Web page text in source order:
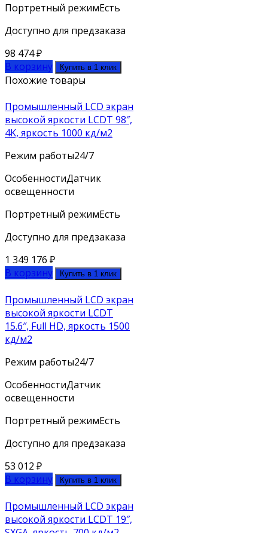
Портретный режимЕсть
Доступно для предзаказа
98 474₽
В корзину
Купить в 1 клик
Похожие товары
Промышленный LCD экран
высокой яркости LCDT 98″,
4K, яркость 1000 кд/м2
Режим работы24/7
ОсобенностиДатчик
освещенности
Портретный режимЕсть
Доступно для предзаказа
1 349 176 ₽
В корзину
Купить в 1 клик
Промышленный LCD экран
высокой яркости LCDT
15.6″, Full HD, яркость 1500
кд/м2
Режим работы24/7
ОсобенностиДатчик
освещенности
Портретный режимЕсть
Доступно для предзаказа
53 012 ₽
В корзину
Купить в 1 клик
Промышленный LCD экран
высокой яркости LCDT 19″,